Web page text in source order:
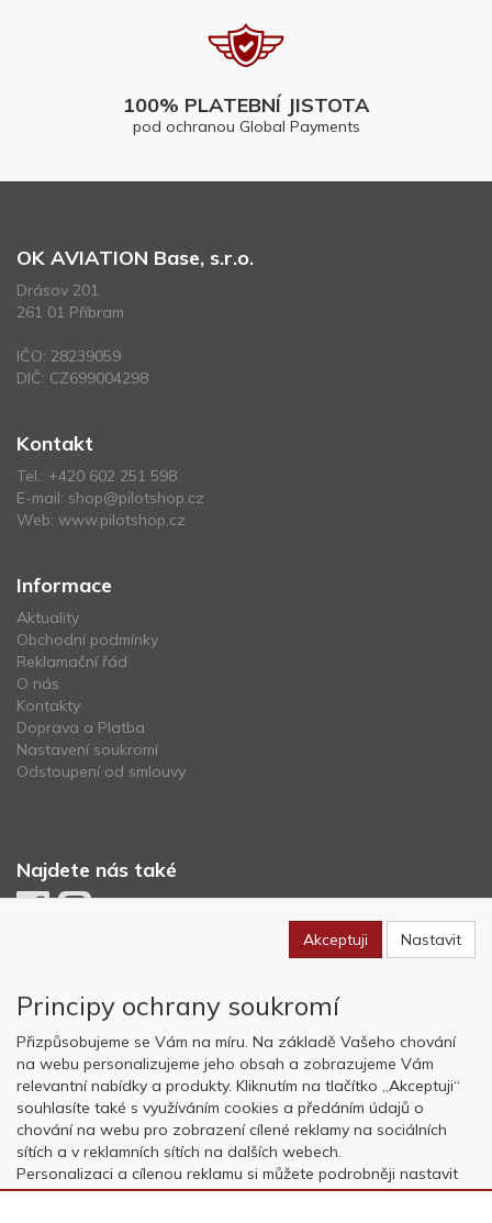
100% PLATEBNÍ JISTOTA
pod ochranou Global Payments
OK AVIATION Base, s.r.o.
Drásov 201
261 01 Příbram
IČO: 28239059
DIČ: CZ699004298
Kontakt
Tel.: +420 602 251 598
E-mail: shop@pilotshop.cz
Web: www.pilotshop.cz
Informace
Aktuality
Obchodní podmínky
Reklamační řád
O nás
Kontakty
Doprava a Platba
Nastavení soukromí
Odstoupení od smlouvy
Najdete nás také
Copyright © OK AVIATION Base, s.r.o. 2022, powered byABRA E-
shop
Akceptuji Nastavit
Principy ochrany soukromí
Přizpůsobujeme se Vám na míru. Na základě Vašeho chování
na webu personalizujeme jeho obsah a zobrazujeme Vám
relevantní nabídky a produkty. Kliknutím na tlačítko „Akceptuji“
souhlasíte také s využíváním cookies a předáním údajů o
chování na webu pro zobrazení cílené reklamy na sociálních
sítích a v reklamních sítích na dalších webech.
Personalizaci a cílenou reklamu si můžete podrobněji nastavit
nebo kdykoli vypnout po kliknutí na tlačítko „Nastavit“.